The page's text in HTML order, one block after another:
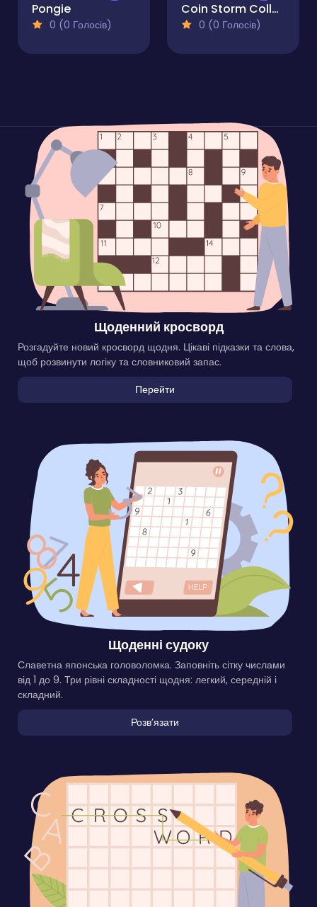
Pongie
0 (0 Голосів)
Coin Storm Collecting Coins
0 (0 Голосів)
Щоденний кросворд
Розгадуйте новий кросворд щодня. Цікаві підказки та слова,
щоб розвинути логіку та словниковий запас.
Перейти
Щоденні судоку
Славетна японська головоломка. Заповніть сітку числами
від 1 до 9. Три рівні складності щодня: легкий, середній і
складний.
Розвʼязати